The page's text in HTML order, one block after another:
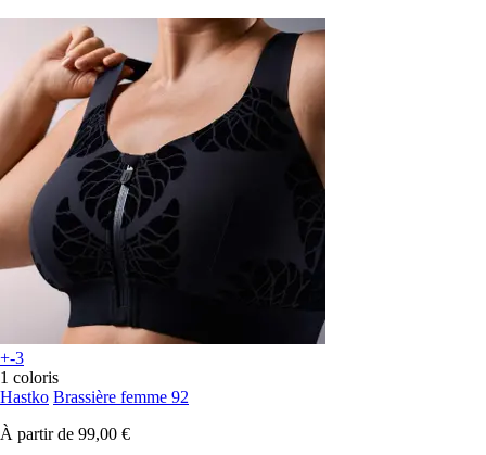
+-3
1 coloris
Hastko Brassière femme 92
À partir de 99,00 €